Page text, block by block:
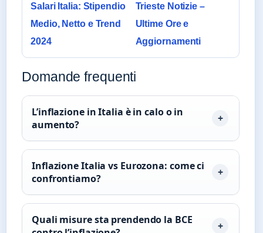
Salari Italia: Stipendio
Medio, Netto e Trend
2024
Trieste Notizie –
Ultime Ore e
Aggiornamenti
Domande frequenti
L’inflazione in Italia è in calo o in
aumento?
Inflazione Italia vs Eurozona: come ci
confrontiamo?
Quali misure sta prendendo la BCE